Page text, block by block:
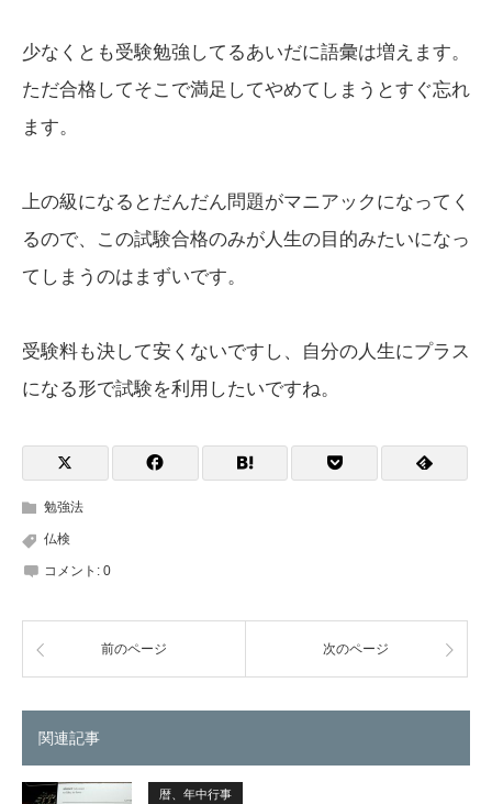
少なくとも受験勉強してるあいだに語彙は増えます。
ただ合格してそこで満足してやめてしまうとすぐ忘れ
ます。
上の級になるとだんだん問題がマニアックになってく
るので、この試験合格のみが人生の目的みたいになっ
てしまうのはまずいです。
受験料も決して安くないですし、自分の人生にプラス
になる形で試験を利用したいですね。
勉強法
仏検
コメント: 0
前のページ 次のページ
関連記事
暦、年中行事